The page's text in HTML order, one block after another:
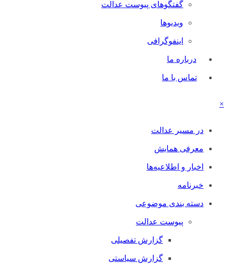
گفتگوهای پیوست عدالت
ویدیوها
اینفوگرافی
درباره ما
تماس با ما
×
در مسیر عدالت
معرفی همایش
اخبار و اطلاعیه‌ها
خبرنامه
دسته بندی موضوعی
پیوست عدالت
گزارش تفصیلی
گزارش سیاستی